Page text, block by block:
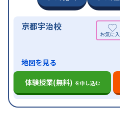
京都宇治校
地図を見る
体験授業(無料) を申し込む